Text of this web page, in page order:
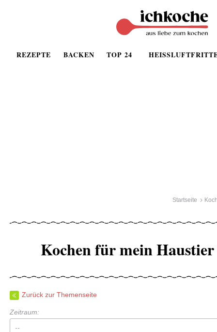
REZEPTE BACKEN TOP 24
Startseite
Kochen für mein
Zurück zur Themenseite
Zeitraum:
--